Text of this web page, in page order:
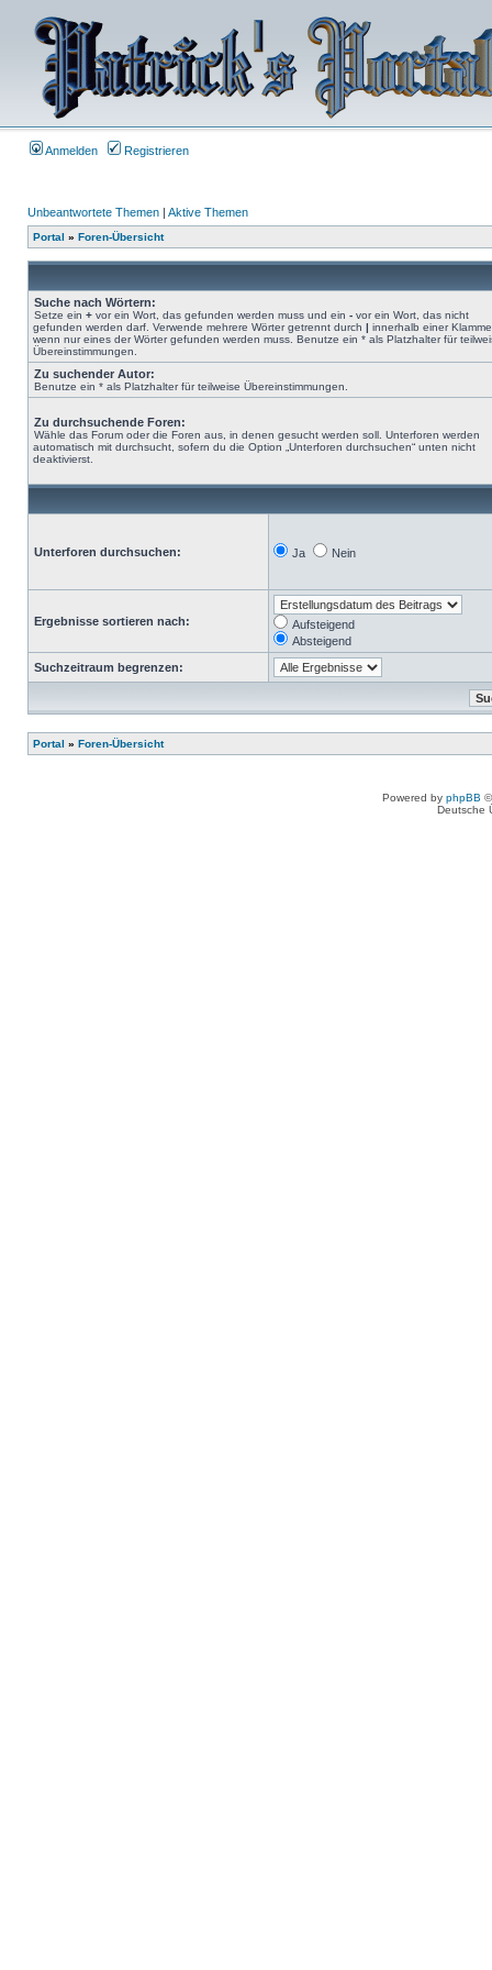
Anmelden Registrieren
Unbeantwortete Themen | Aktive Themen
Portal » Foren-Übersicht
Suche nach Wörtern:
Setze ein + vor ein Wort, das gefunden werden muss und ein - vor ein Wort, das nicht
gefunden werden darf. Verwende mehrere Wörter getrennt durch | innerhalb einer
wenn nur eines der Wörter gefunden werden muss. Benutze ein * als Platzhalter für
Übereinstimmungen.
Zu suchender Autor:
Benutze ein * als Platzhalter für teilweise Übereinstimmungen.
Zu durchsuchende Foren:
Wähle das Forum oder die Foren aus, in denen gesucht werden soll. Unterforen werden
automatisch mit durchsucht, sofern du die Option „Unterforen durchsuchen“ unten nicht
deaktivierst.
Unterforen durchsuchen: Ja Nein
Ergebnisse sortieren nach:
Aufsteigend
Absteigend
Suchzeitraum begrenzen:
Portal » Foren-Übersicht
Powered by phpBB
Deutsche